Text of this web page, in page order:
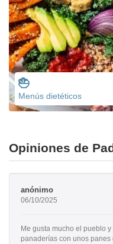
Menús dietéticos
Opiniones de
anónimo
06/10/2025
Me gusta mucho el pueblo
panaderías con unos